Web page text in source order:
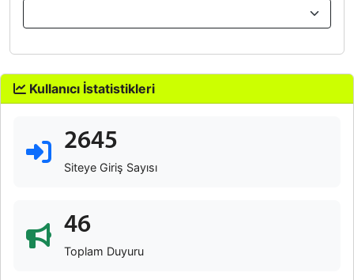
Kullanıcı İstatistikleri
2645
Siteye Giriş Sayısı
46
Toplam Duyuru